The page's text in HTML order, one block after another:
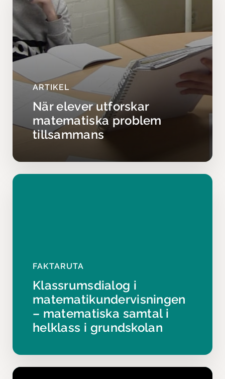
ARTIKEL
När elever utforskar
matematiska problem
tillsammans
FAKTARUTA
Klassrumsdialog i
matematikundervisningen
– matematiska samtal i
helklass i grundskolan